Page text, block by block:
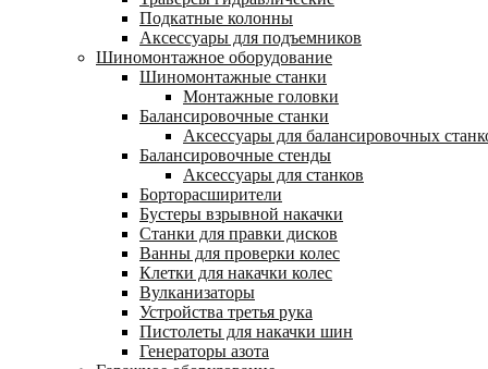
Подкатные колонны
Аксессуары для подъемников
Шиномонтажное оборудование
Шиномонтажные станки
Монтажные головки
Балансировочные станки
Аксессуары для балансировочных
Балансировочные стенды
Аксессуары для станков
Борторасширители
Бустеры взрывной накачки
Станки для правки дисков
Ванны для проверки колес
Клетки для накачки колес
Вулканизаторы
Устройства третья рука
Пистолеты для накачки шин
Генераторы азота